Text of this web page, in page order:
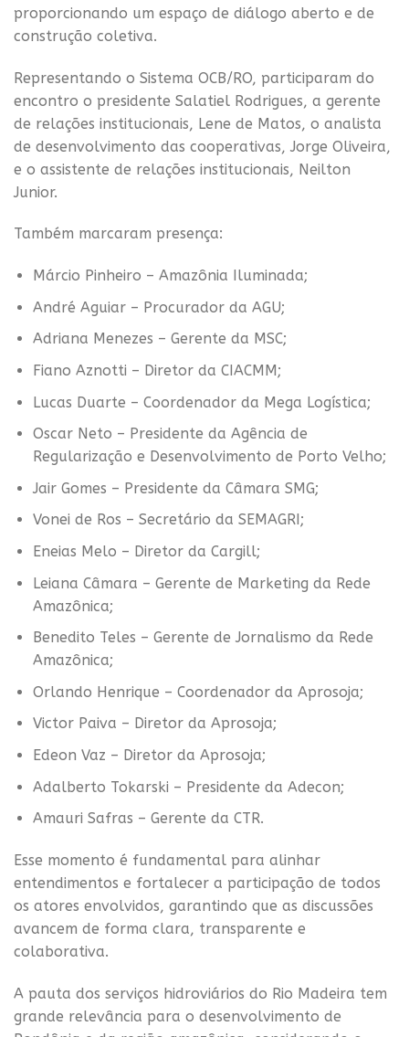
proporcionando um espaço de diálogo aberto e de
construção coletiva.
Representando o Sistema OCB/RO, participaram do
encontro o presidente Salatiel Rodrigues, a gerente
de relações institucionais, Lene de Matos, o analista
de desenvolvimento das cooperativas, Jorge Oliveira,
e o assistente de relações institucionais, Neilton
Junior.
Também marcaram presença:
Márcio Pinheiro – Amazônia Iluminada;
André Aguiar – Procurador da AGU;
Adriana Menezes – Gerente da MSC;
Fiano Aznotti – Diretor da CIACMM;
Lucas Duarte – Coordenador da Mega Logística;
Oscar Neto – Presidente da Agência de
Regularização e Desenvolvimento de Porto Velho;
Jair Gomes – Presidente da Câmara SMG;
Vonei de Ros – Secretário da SEMAGRI;
Eneias Melo – Diretor da Cargill;
Leiana Câmara – Gerente de Marketing da Rede
Amazônica;
Benedito Teles – Gerente de Jornalismo da Rede
Amazônica;
Orlando Henrique – Coordenador da Aprosoja;
Victor Paiva – Diretor da Aprosoja;
Edeon Vaz – Diretor da Aprosoja;
Adalberto Tokarski – Presidente da Adecon;
Amauri Safras – Gerente da CTR.
Esse momento é fundamental para alinhar
entendimentos e fortalecer a participação de todos
os atores envolvidos, garantindo que as discussões
avancem de forma clara, transparente e
colaborativa.
A pauta dos serviços hidroviários do Rio Madeira tem
grande relevância para o desenvolvimento de